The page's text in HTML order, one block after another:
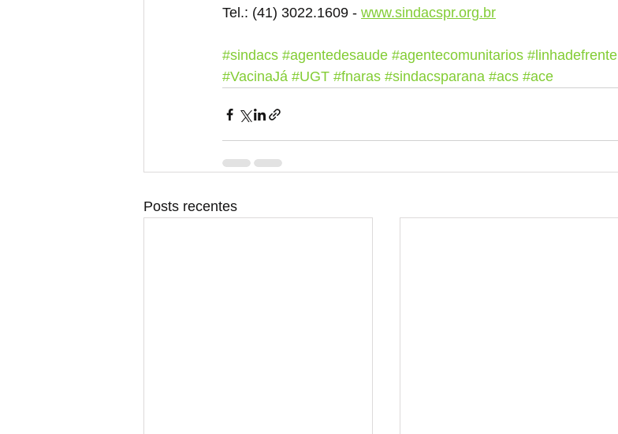
Tel.: (41) 3022.1609 - www.sindacspr.org.br
#sindacs #agentedesaude #agentecomunitarios #linhadefrente
#VacinaJá #UGT #fnaras #sindacsparana #acs #ace
Posts recentes